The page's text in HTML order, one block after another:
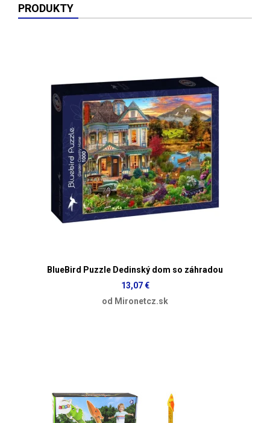
PRODUKTY
BlueBird Puzzle Dedinský dom so záhradou
13,07 €
od Mironetcz.sk